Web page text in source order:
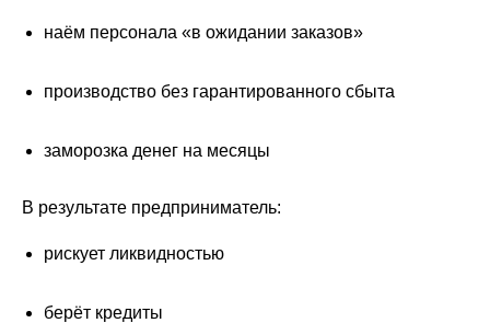
наём персонала «в ожидании заказов»
производство без гарантированного сбыта
заморозка денег на месяцы
В результате предприниматель:
рискует ликвидностью
берёт кредиты